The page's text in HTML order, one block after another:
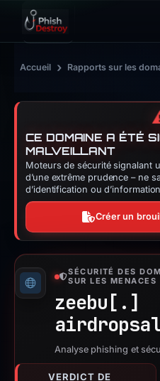
Accueil › Rapports sur les
CE DOMAINE A ÉTÉ
MALVEILLANT
Moteurs de sécurité signalant
d’une extrême prudence – ne
d’identification ou
Créer un
SÉCURITÉ DES
SUR LES MENACES
zeebu[.]
Analyse phishing et
VERDICT DE